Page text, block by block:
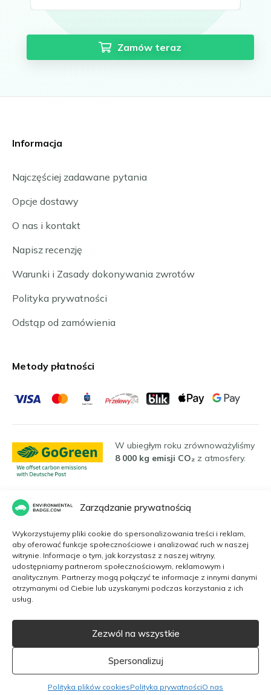
Zarządzanie prywatnością
Wykorzystujemy pliki cookie do spersonalizowania treści i reklam,
aby oferować funkcje społecznościowe i analizować ruch w naszej
witrynie. Informacje o tym, jak korzystasz z naszej witryny,
udostępniamy partnerom społecznościowym, reklamowym i
analitycznym. Partnerzy mogą połączyć te informacje z innymi danymi
otrzymanymi od Ciebie lub uzyskanymi podczas korzystania z ich
usług.
Zezwól na wszystkie
Spersonalizuj
Polityka plików cookiesPolityka prywatnościO nas
Zamów teraz
Informacja
Najczęściej zadawane pytania
Opcje dostawy
O nas i kontakt
Napisz recenzję
Warunki i Zasady dokonywania zwrotów
Polityka prywatności
Odstąp od zamówienia
Metody płatności
W ubiegłym roku zrównoważyliśmy
8 000 kg emisji CO₂ z atmosfery.
Języki
Polski
Dansk
Français
2026 EnvironmentalBadge.com
Strona internetowa ma charakter komercyjny. Nie współpracujemy z